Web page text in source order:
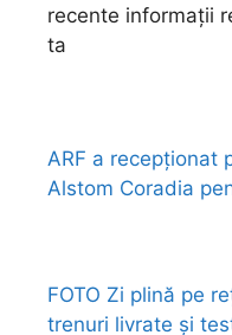
recente informații
ta
ARF a recepționat
Alstom Coradia
FOTO Zi plină pe
trenuri livrate și